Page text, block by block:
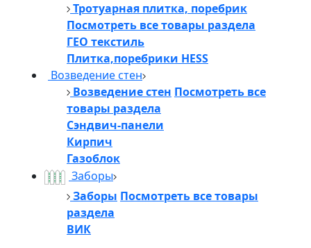
Тротуарная плитка, поребрик
Посмотреть все товары раздела
ГЕО текстиль
Плитка,поребрики HESS
Возведение стен
Возведение стен Посмотреть все
товары раздела
Сэндвич-панели
Кирпич
Газоблок
Заборы
Заборы Посмотреть все товары
раздела
ВИК